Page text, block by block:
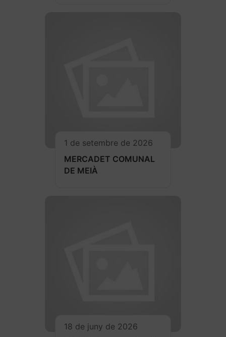
1 de setembre de 2026
MERCADET COMUNAL
DE MEIÀ
18 de juny de 2026